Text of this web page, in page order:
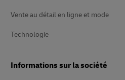
Vente au détail en ligne et mode
Technologie
Informations sur la société